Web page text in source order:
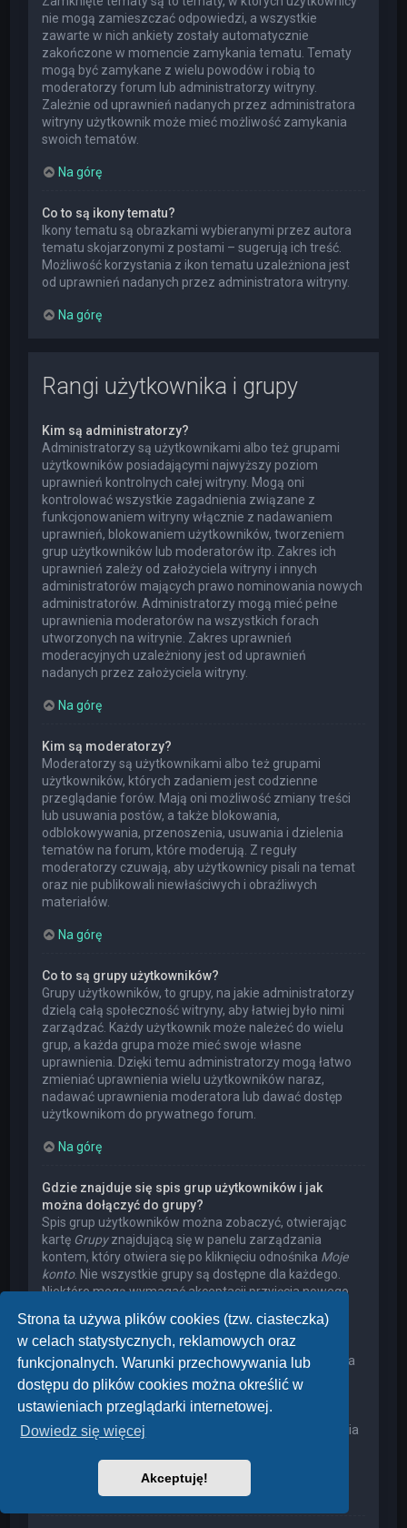
Strona ta używa plików cookies (tzw. ciasteczka)
w celach statystycznych, reklamowych oraz
funkcjonalnych. Warunki przechowywania lub
dostępu do plików cookies można określić w
ustawieniach przeglądarki internetowej.
Dowiedz się więcej
Akceptuję!
nie mogą zamieszczać odpowiedzi, a wszystkie
zawarte w nich ankiety zostały automatycznie
zakończone w momencie zamykania tematu. Tematy
mogą być zamykane z wielu powodów i robią to
moderatorzy forum lub administratorzy witryny.
Zależnie od uprawnień nadanych przez administratora
witryny użytkownik może mieć możliwość zamykania
swoich tematów.
Na górę
Co to są ikony tematu?
Ikony tematu są obrazkami wybieranymi przez autora
tematu skojarzonymi z postami – sugerują ich treść.
Możliwość korzystania z ikon tematu uzależniona jest
od uprawnień nadanych przez administratora witryny.
Na górę
Rangi użytkownika i grupy
Kim są administratorzy?
Administratorzy są użytkownikami albo też grupami
użytkowników posiadającymi najwyższy poziom
uprawnień kontrolnych całej witryny. Mogą oni
kontrolować wszystkie zagadnienia związane z
funkcjonowaniem witryny włącznie z nadawaniem
uprawnień, blokowaniem użytkowników, tworzeniem
grup użytkowników lub moderatorów itp. Zakres ich
uprawnień zależy od założyciela witryny i innych
administratorów mających prawo nominowania nowych
administratorów. Administratorzy mogą mieć pełne
uprawnienia moderatorów na wszystkich forach
utworzonych na witrynie. Zakres uprawnień
moderacyjnych uzależniony jest od uprawnień
nadanych przez założyciela witryny.
Na górę
Kim są moderatorzy?
Moderatorzy są użytkownikami albo też grupami
użytkowników, których zadaniem jest codzienne
przeglądanie forów. Mają oni możliwość zmiany treści
lub usuwania postów, a także blokowania,
odblokowywania, przenoszenia, usuwania i dzielenia
tematów na forum, które moderują. Z reguły
moderatorzy czuwają, aby użytkownicy pisali na temat
oraz nie publikowali niewłaściwych i obraźliwych
materiałów.
Na górę
Co to są grupy użytkowników?
Grupy użytkowników, to grupy, na jakie administratorzy
dzielą całą społeczność witryny, aby łatwiej było nimi
zarządzać. Każdy użytkownik może należeć do wielu
grup, a każda grupa może mieć swoje własne
uprawnienia. Dzięki temu administratorzy mogą łatwo
zmieniać uprawnienia wielu użytkowników naraz,
nadawać uprawnienia moderatora lub dawać dostęp
użytkownikom do prywatnego forum.
Na górę
Gdzie znajduje się spis grup użytkowników i jak
można dołączyć do grupy?
Spis grup użytkowników można zobaczyć, otwierając
kartę Grupyznajdującą się w panelu zarządzania
kontem, który otwiera się po kliknięciu odnośnika Moje
konto. Nie wszystkie grupy są dostępne dla każdego.
Niektóre mogą wymagać akceptacji przyjęcia nowego
mogą mieć ukrytych członków. Użytkownik może
poprosić o przyjęcie do danej grupy, naciskając
odpowiedni przycisk. Prośba o przyjęcie do grupy, która
wymaga akceptacji przyjęcia nowego członka, musi
zostać zaakceptowana przez lidera grupy. Może on
poprosić użytkownika o podanie wyjaśnień, dlaczego
chce on dołączyć do tej grupy. W przypadku otrzymania
pytaniami – widocznie miał on swoje powody.
Na górę